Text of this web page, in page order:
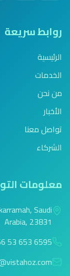
روابط سريعة
الرئيسية
الخدمات
من نحن
الأخبار
تواصل معنا
الشركاء
معلومات
Saudi
Arabia, 23831
53 653 6595